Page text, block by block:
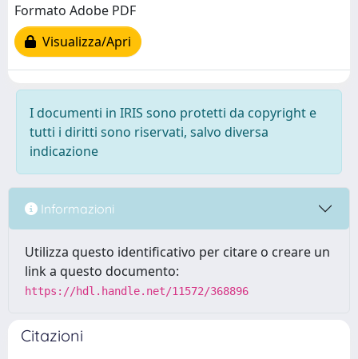
Formato Adobe PDF
Visualizza/Apri
I documenti in IRIS sono protetti da copyright e
tutti i diritti sono riservati, salvo diversa
indicazione
Informazioni
Utilizza questo identificativo per citare o creare un
link a questo documento:
https://hdl.handle.net/11572/368896
Citazioni